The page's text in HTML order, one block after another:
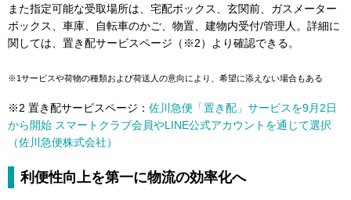
また指定可能な受取場所は、宅配ボックス、玄関前、ガスメーター
ボックス、車庫、自転車のかご、物置、建物内受付/管理人。詳細に
関しては、置き配サービスページ（※2）より確認できる。
※1サービスや荷物の種類および荷送人の意向により、希望に添えない場合もある
※2 置き配サービスページ： 佐川急便「置き配」サービスを9月2日
から開始 スマートクラブ会員やLINE公式アカウントを通じて選択
（佐川急便株式会社）
利便性向上を第一に物流の効率化へ